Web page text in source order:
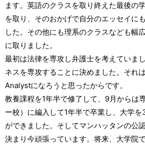
ます。英語のクラスを取り終えた最後の
を取り、そのおかげで自分のエッセイに
した。その他にも理系のクラスなども幅
に取りました。
最初は法律を専攻し弁護士を考えていま
ネスを専攻することに決めました。それ
Analystになろうと思ったからです。
教養課程を1年半で修了して、9月からは
ー校）に編入して1年半で卒業し、大学
ができました。そしてマンハッタンの公
決まり今頑張っています。将来、大学院